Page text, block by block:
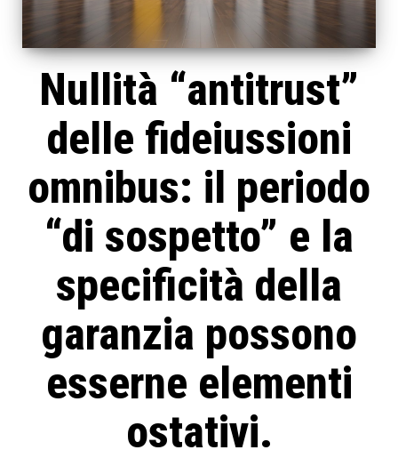
Nullità “antitrust”
delle fideiussioni
omnibus: il periodo
“di sospetto” e la
specificità della
garanzia possono
esserne elementi
ostativi.